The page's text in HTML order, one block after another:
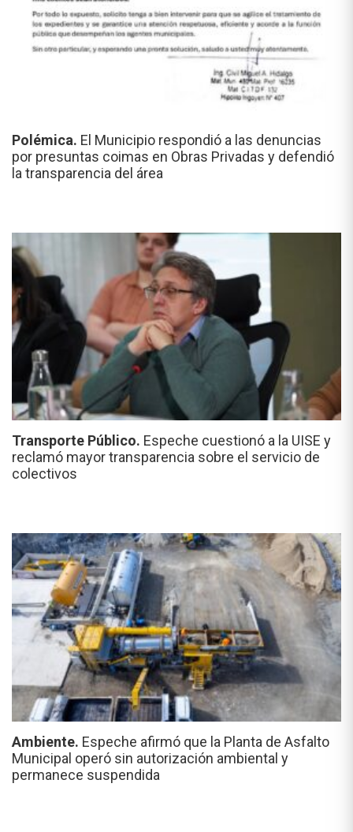
Polémica. El Municipio respondió a las denuncias
por presuntas coimas en Obras Privadas y defendió
la transparencia del área
Transporte Público. Espeche cuestionó a la UISE y
reclamó mayor transparencia sobre el servicio de
colectivos
Ambiente. Espeche afirmó que la Planta de Asfalto
Municipal operó sin autorización ambiental y
permanece suspendida